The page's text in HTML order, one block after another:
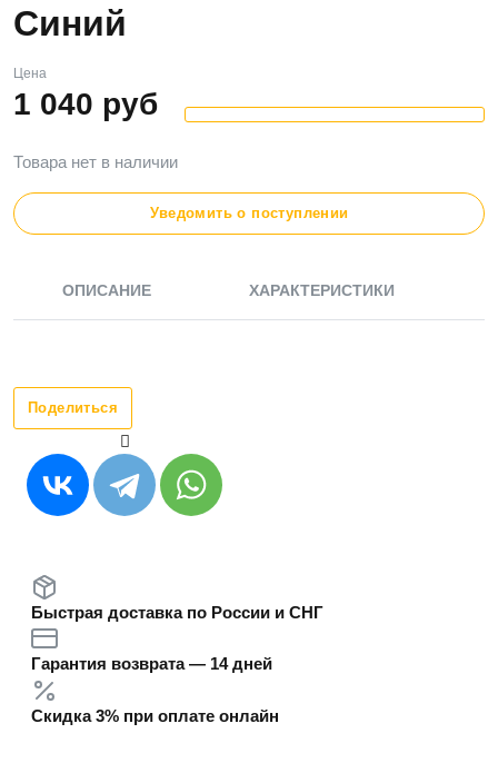
Синий
Цена
1 040 руб
Товара нет в наличии
Уведомить о поступлении
ОПИСАНИЕ ХАРАКТЕРИСТИКИ
Поделиться
Быстрая доставка по России и СНГ
Гарантия возврата — 14 дней
Скидка 3% при оплате онлайн